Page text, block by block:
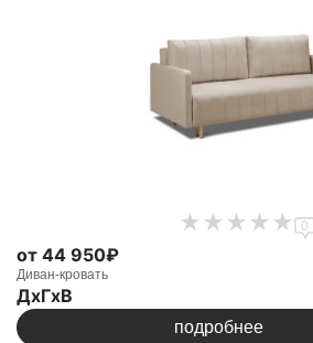
0
от 44 950₽
Диван-кровать
ДxГxВ
подробнее